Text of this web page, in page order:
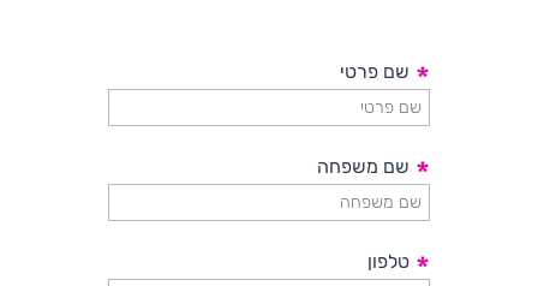
שם פרטי *
שם משפחה *
טלפון *